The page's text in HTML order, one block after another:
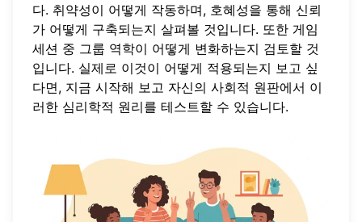
다. 취약성이 어떻게 작동하며, 호혜성을 통해 신뢰
가 어떻게 구축되는지 살펴볼 것입니다. 또한 게임
세션 중 그룹 역학이 어떻게 변화하는지 검토할 것
입니다. 실제로 이것이 어떻게 적용되는지 보고 싶
다면, 지금 시작해 보고 자신의 사회적 원판에서 이
러한 심리학적 원리를 테스트할 수 있습니다.